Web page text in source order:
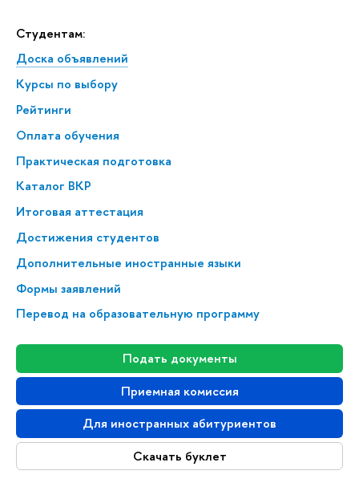
Студентам:
Доска объявлений
Курсы по выбору
Рейтинги
Оплата обучения
Практическая подготовка
Каталог ВКР
Итоговая аттестация
Достижения студентов
Дополнительные иностранные языки
Формы заявлений
Перевод на образовательную программу
Подать документы
Приемная комиссия
Для иностранных абитуриентов
Скачать буклет